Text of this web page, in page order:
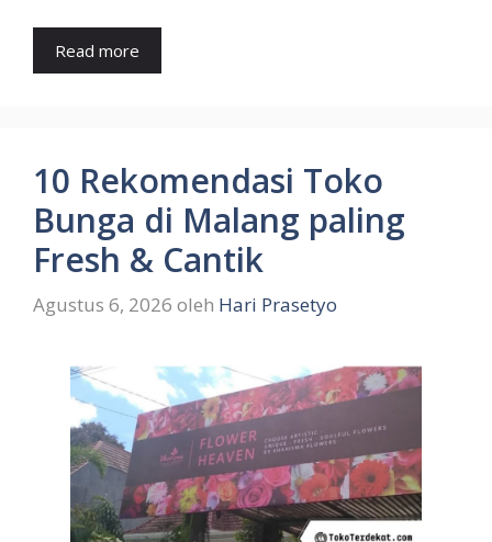
Read more
10 Rekomendasi Toko
Bunga di Malang paling
Fresh & Cantik
Agustus 6, 2026 oleh Hari Prasetyo